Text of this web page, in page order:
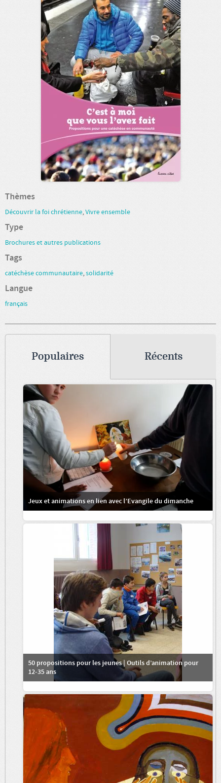
Thèmes
Découvrir la foi chrétienne,Vivre ensemble
Type
Brochures et autres publications
Tags
catéchèse communautaire,solidarité
Langue
français
Populaires
Jeux et animations en lien avec l’Evangile du dimanche
50 propositions pour les jeunes | Outils d’animation pour
12-35 ans
Récents